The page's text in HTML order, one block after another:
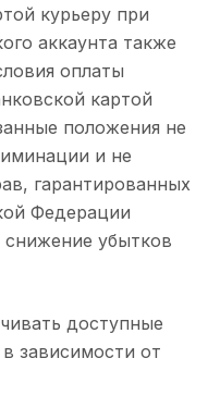
курьеру при
аккаунта также
оплаты
картой
положения не
и не
гарантированных
Федерации
снижение убытков
доступные
зависимости от